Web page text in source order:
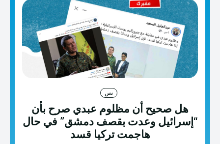
English
سياسة التصحيح
معلومات عنا
فيديوغرافيك
خطاب كراهية
تصنيفات إضافية
نص
هل صحيح أن مظلوم عبدي صرح بأن
“إسرائيل وعدت بقصف دمشق” في حال
هاجمت تركيا قسد